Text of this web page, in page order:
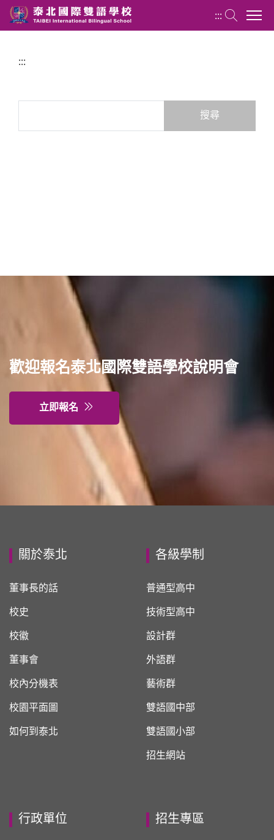
:::
搜尋
歡迎報名泰北國際雙語學校說明會
立即報名
關於泰北
董事長的話
校史
校徽
董事會
校內分機表
校園平面圖
如何到泰北
各級學制
普通型高中
技術型高中
設計群
外語群
藝術群
雙語國中部
雙語國小部
招生網站
行政單位 招生專區
:::
關於泰北
最新消息
普通型高中